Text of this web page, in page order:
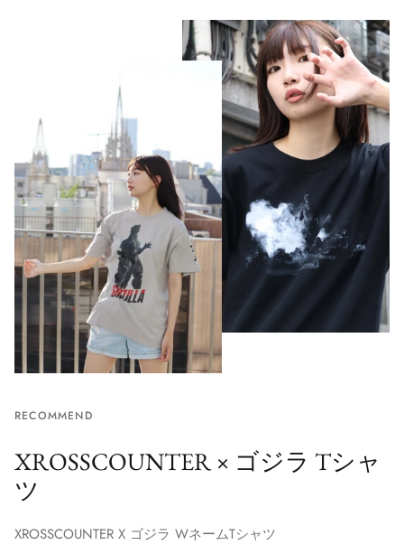
RECOMMEND
XROSSCOUNTER × ゴジラ Tシャ
ツ
XROSSCOUNTER X ゴジラ WネームTシャツ